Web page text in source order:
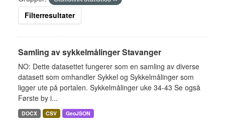
Filterresultater
Samling av sykkelmålinger Stavanger
NO: Dette datasettet fungerer som en samling av diverse
datasett som omhandler Sykkel og Sykkelmålinger som
ligger ute på portalen. Sykkelmålinger uke 34-43 Se også
Første by i...
DOCX CSV GeoJSON